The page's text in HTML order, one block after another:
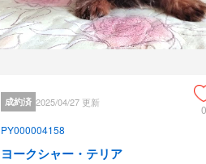
成約済 2025/04/27 更新
0
PY000004158
ヨークシャー・テリア